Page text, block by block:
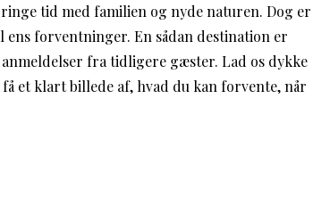
tid med familien og nyde naturen. Dog er
forventninger. En sådan destination er
fra tidligere gæster. Lad os dykke
et klart billede af, hvad du kan forvente, når